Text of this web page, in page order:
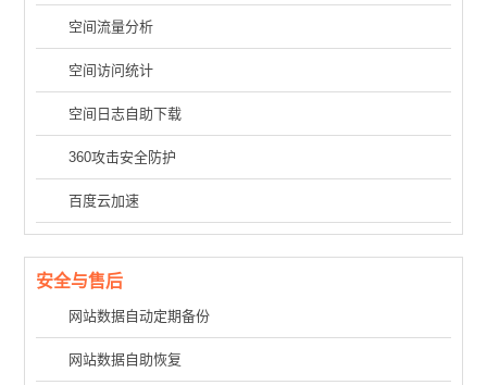
空间流量分析
空间访问统计
空间日志自助下载
360攻击安全防护
百度云加速
安全与售后
网站数据自动定期备份
网站数据自助恢复